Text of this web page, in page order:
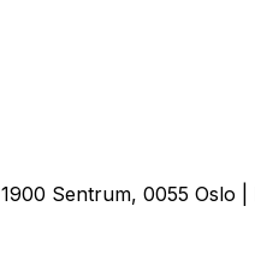
Sentrum, 0055 Oslo